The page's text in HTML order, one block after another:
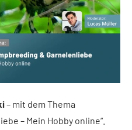
– mit dem Thema
– Mein Hobby online“.